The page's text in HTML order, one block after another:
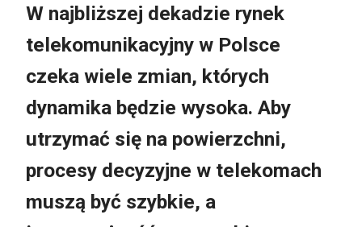
W najbliższej dekadzie rynek
telekomunikacyjny w Polsce
czeka wiele zmian, których
dynamika będzie wysoka. Aby
utrzymać się na powierzchni,
procesy decyzyjne w telekomach
muszą być szybkie, a